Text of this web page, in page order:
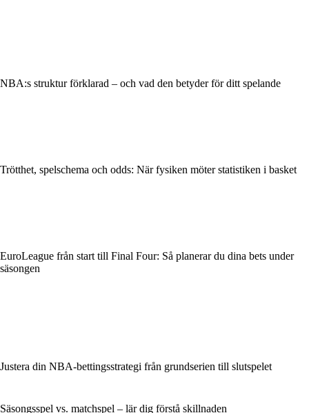
NBA:s struktur förklarad – och vad den betyder för ditt spelande
Trötthet, spelschema och odds: När fysiken möter statistiken i basket
EuroLeague från start till Final Four: Så planerar du dina bets under
säsongen
Justera din NBA-bettingsstrategi från grundserien till slutspelet
Säsongsspel vs. matchspel – lär dig förstå skillnaden